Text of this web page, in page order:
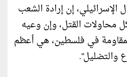
إن إرادة الشعب
محاولات القتل، وإن وعيه
في فلسطين، هي أعظم
والتضليل".